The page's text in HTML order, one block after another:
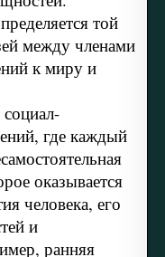
той
между членами
к миру и
где каждый
оказывается
человека, его
и
ранняя